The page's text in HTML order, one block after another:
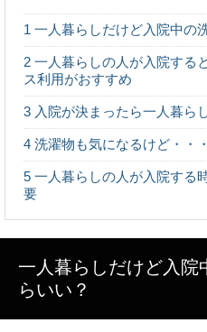
鏡と写真が実物
かについて
犬の具合が悪い
電話のコールは
ナー
1 一人暮らしだけど入院中の
2 一人暮らしの人が入院する
ス利用がおすすめ
3 入院が決まったら一人暮ら
4 洗濯物も気になるけど・・
5 一人暮らしの人が入院する
要
一人暮らしだけど入院
らいい？